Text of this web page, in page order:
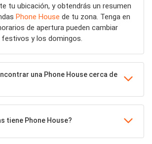
tu ubicación, y obtendrás un resumen
Phone House de tu zona. Tenga en
de apertura pueden cambiar
y los domingos.
una Phone House cerca de
tiene Phone House?